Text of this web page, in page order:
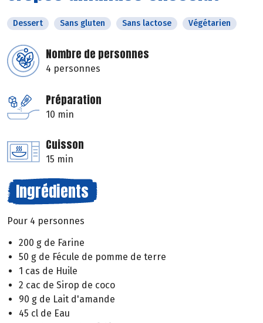
Dessert Sans gluten Sans lactose Végétarien
Nombre de personnes
4 personnes
Préparation
10 min
Cuisson
15 min
Ingrédients
Pour 4 personnes
200 g de Farine
50 g de Fécule de pomme de terre
1 cas de Huile
2 cac de Sirop de coco
90 g de Lait d'amande
45 cl de Eau